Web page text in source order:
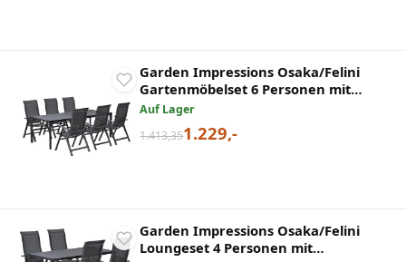
Garden Impressions Osaka/Felini
Gartenmöbelset 6 Personen mit
verstellbaren Stühlen
Auf Lager
1.413,351.229,-
Garden Impressions Osaka/Felini
Loungeset 4 Personen mit